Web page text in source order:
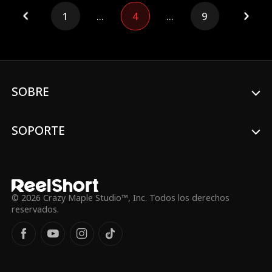
oculta tras la crisis familiar.
1 ... 4 ... 9
SOBRE
SOPORTE
© 2026 Crazy Maple Studio™, Inc. Todos los derechos
reservados.